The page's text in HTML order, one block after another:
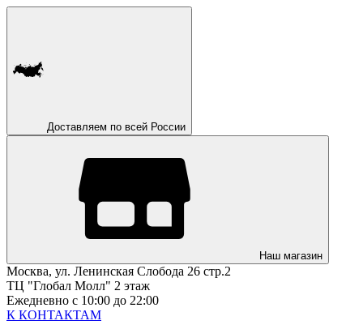
Доставляем по всей России
Наш магазин
Москва, ул. Ленинская Слобода 26 стр.2
ТЦ "Глобал Молл" 2 этаж
Ежедневно с 10:00 до 22:00
К КОНТАКТАМ